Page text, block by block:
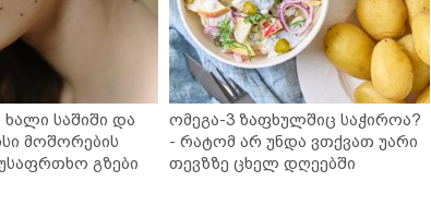
საშიში და
მოშორების
გზები
ომეგა-3 ზაფხულშიც საჭიროა?
- რატომ არ უნდა ვთქვათ უარი
თევზზე ცხელ დღეებში